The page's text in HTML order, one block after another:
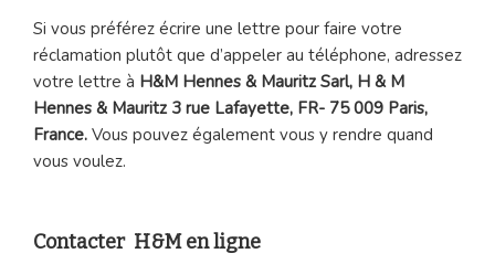
Si vous préférez écrire une lettre pour faire votre
réclamation plutôt que d’appeler au téléphone, adressez
votre lettre à H&M Hennes & Mauritz Sarl, H & M
Hennes & Mauritz 3 rue Lafayette, FR- 75 009 Paris,
France. Vous pouvez également vous y rendre quand
vous voulez.
Contacter H&M en ligne